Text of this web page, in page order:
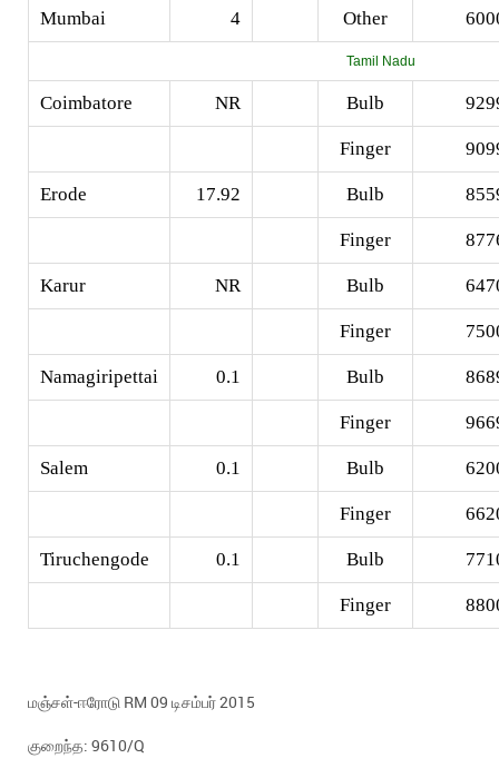
Mumbai 4 Other
Tamil Nadu
Coimbatore NR Bulb
Finger
Erode 17.92 Bulb
Finger
Karur NR Bulb
Finger
Namagiripettai 0.1 Bulb
Finger
Salem 0.1 Bulb
Finger
Tiruchengode 0.1 Bulb
Finger
மஞ்சள்-ஈரோடு RM 09 டிசம்பர் 2015
குறைந்த: 9610/Q